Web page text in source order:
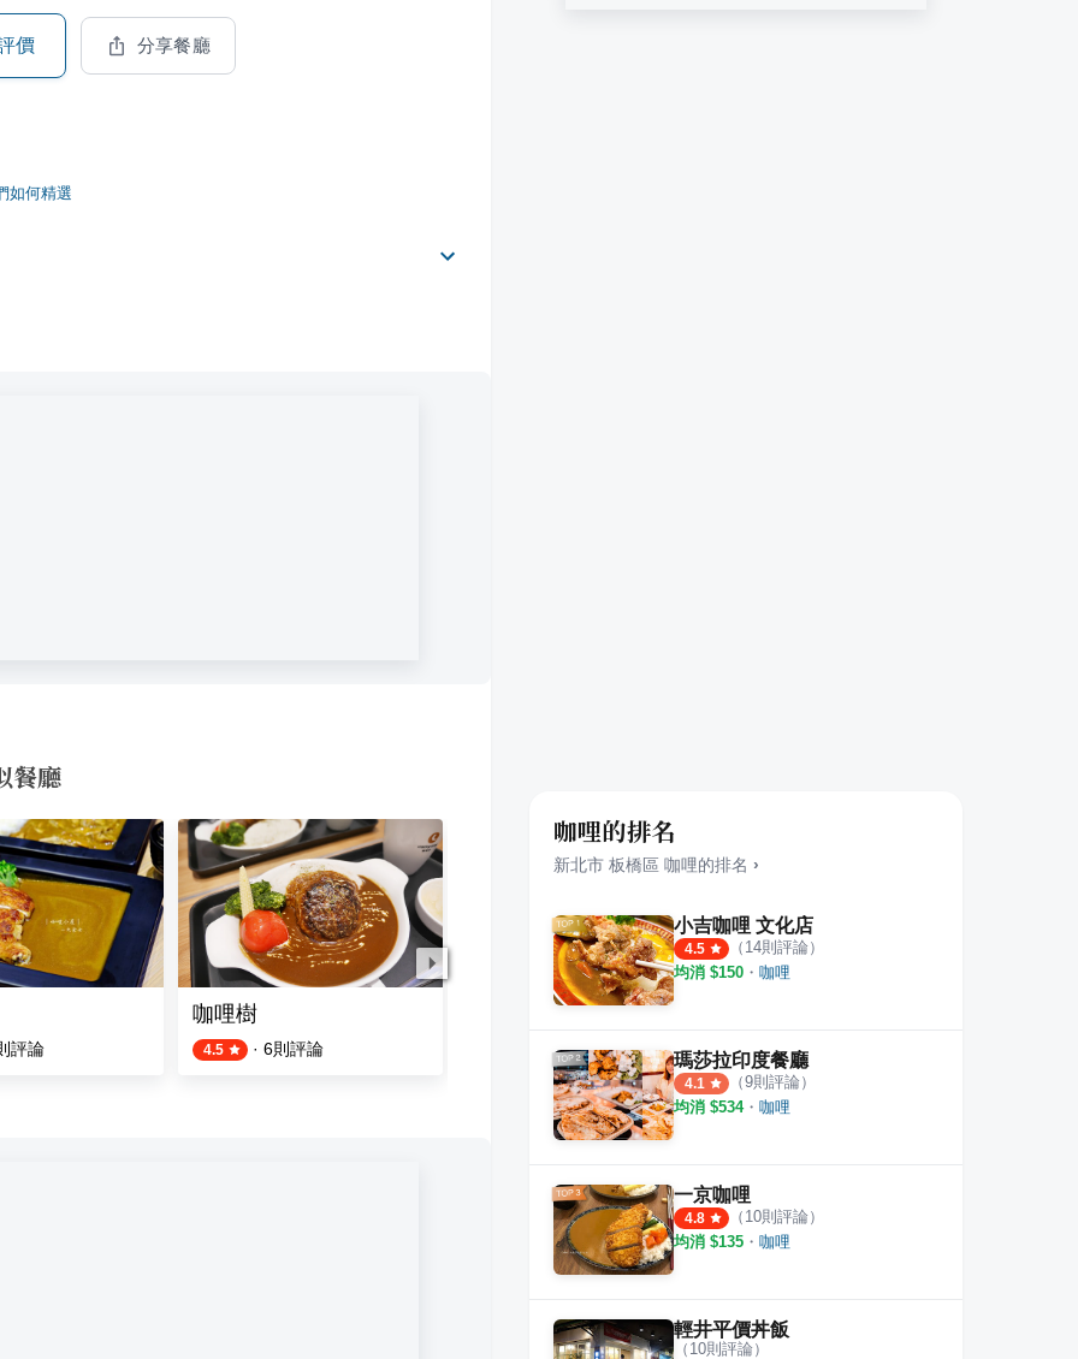
價 分享餐廳
如何精選
餐廳
評論
咖哩樹
4.5 · 6則評論
久天居酒屋
16則評論 4.3 ·
咖哩的排名
新北市 板橋區 咖哩的排名 ›
小吉咖哩 文化店
4.5 （ 14則評論）
均消 $150 ・ 咖哩
瑪莎拉印度餐廳
4.1 （9則評論）
均消 $534・ 咖哩
一京咖哩
4.8 （ 10則評論）
均消 $135 ・ 咖哩
輕井平價丼飯
（ 10則評論）